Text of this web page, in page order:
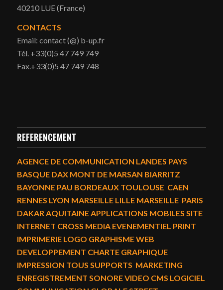
40210 LUE (France)
CONTACTS
Email: contact (@) b-up.fr
Tél. +33(0)5 47 749 749
Fax.+33(0)5 47 749 748
REFERENCEMENT
AGENCE DE COMMUNICATION LANDES PAYS
BASQUE DAX MONT DE MARSAN BIARRITZ
BAYONNE PAU BORDEAUX TOULOUSE CAEN
RENNES LYON MARSEILLE LILLE MARSEILLE PARIS
DAKAR AQUITAINE APPLICATIONS MOBILES SITE
INTERNET CROSS MEDIA EVENEMENTIEL PRINT
IMPRIMERIE LOGO GRAPHISME WEB
DEVELOPPEMENT CHARTE GRAPHIQUE
IMPRESSION TOUS SUPPORTS MARKETING
ENREGISTREMENT SONORE VIDEO CMS LOGICIEL